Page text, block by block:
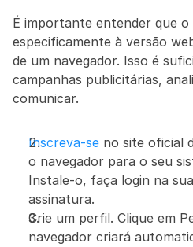
É importante entender que
especificamente à versão
de um navegador. Isso é
campanhas publicitárias,
comunicar.
Inscreva-se no site oficial
o navegador para o seu
Instale-o, faça login na
assinatura.
Crie um perfil. Clique em
navegador criará